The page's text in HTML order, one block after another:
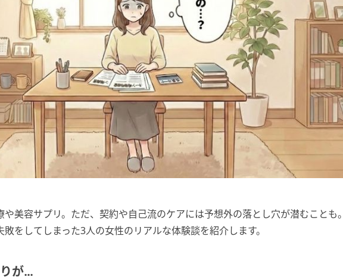
美容サプリ。ただ、契約や自己流のケアには予想外の落とし穴が潜むことも。
をしてしまった3人の女性のリアルな体験談を紹介します。
が…